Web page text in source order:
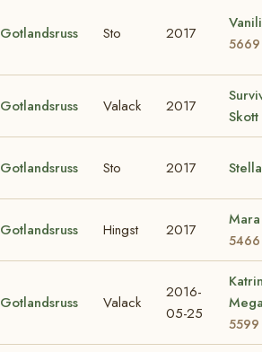
Gotlandsruss Sto 2017
5669
Gotlandsruss Valack 2017
Skott
Gotlandsruss Sto 2017
Gotlandsruss Hingst 2017
5466
Gotlandsruss Valack
2016-
05-25
5599